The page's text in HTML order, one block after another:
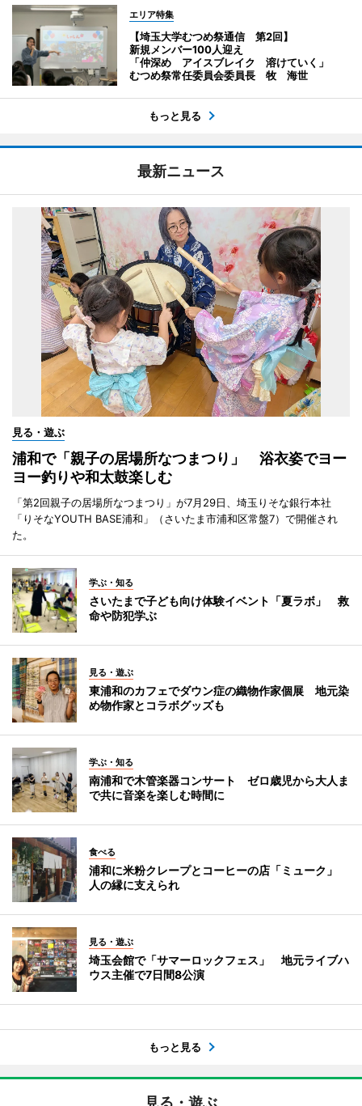
エリア特集
【埼玉大学むつめ祭通信 第2回】
新規メンバー100人迎え
「仲深め アイスブレイク 溶けていく」
むつめ祭常任委員会委員長 牧 海世
もっと見る
最新ニュース
見る・遊ぶ
浦和で「親子の居場所なつまつり」 浴衣姿でヨー
ヨー釣りや和太鼓楽しむ
「第2回親子の居場所なつまつり」が7月29日、埼玉りそな銀行本社
「りそなYOUTH BASE浦和」（さいたま市浦和区常盤7）で開催され
た。
学ぶ・知る
さいたまで子ども向け体験イベント「夏ラボ」 救
命や防犯学ぶ
見る・遊ぶ
東浦和のカフェでダウン症の織物作家個展 地元染
め物作家とコラボグッズも
学ぶ・知る
南浦和で木管楽器コンサート ゼロ歳児から大人ま
で共に音楽を楽しむ時間に
食べる
浦和に米粉クレープとコーヒーの店「ミューク」
人の縁に支えられ
見る・遊ぶ
埼玉会館で「サマーロックフェス」 地元ライブハ
ウス主催で7日間8公演
もっと見る
見る・遊ぶ